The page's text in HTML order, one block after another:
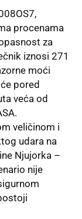
procenama
za
iznosi 271
moći
pored
veća od
veličinom i
udara na
Njujorka –
nije